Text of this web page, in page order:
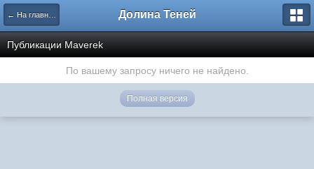
← На главную Долина Теней
Публикации Maverek
По вашему запросу ничего не найдено.
Полная версия